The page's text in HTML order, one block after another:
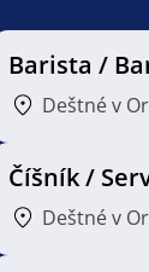
Barista /
Deštné v
Číšník /
Deštné v